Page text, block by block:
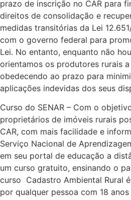
prazo de inscrição no CAR para
direitos de consolidação e
medidas transitórias da Lei
com o governo federal para
Lei. No entanto, enquanto não
orientamos os produtores rurais
obedecendo ao prazo para
aplicações indevidas dos seus
Curso do SENAR – Com o
proprietários de imóveis rurais
CAR, com mais facilidade e
Serviço Nacional de
em seu portal de educação a
um curso gratuito, ensinando o
curso Cadastro Ambiental Rural
por qualquer pessoa com 18